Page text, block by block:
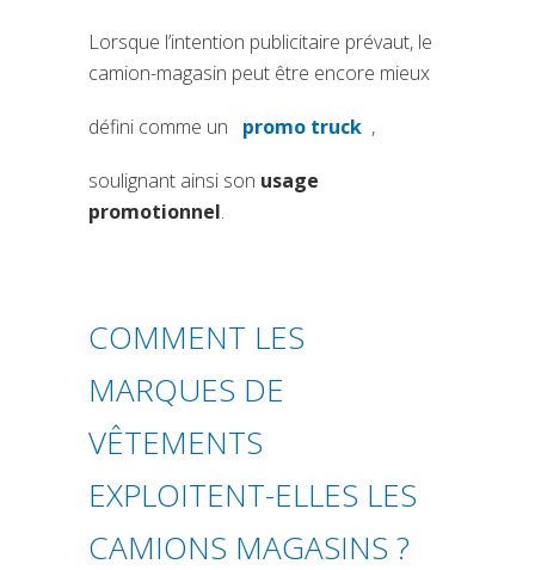
Lorsque l’intention publicitaire prévaut, le
camion-magasin peut être encore mieux
défini comme un promo truck
(si apre in una nuova
,
soulignant ainsi son usage
promotionnel.
COMMENT LES
MARQUES DE
VÊTEMENTS
EXPLOITENT-ELLES LES
CAMIONS MAGASINS ?